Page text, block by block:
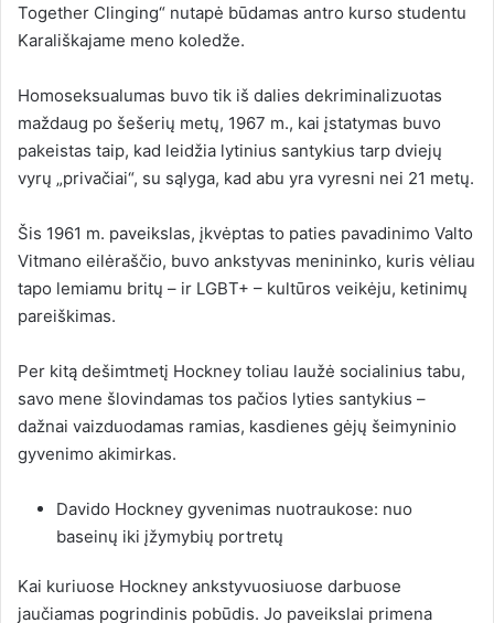
Together Clinging“ nutapė būdamas antro kurso studentu
Karališkajame meno koledže.
Homoseksualumas buvo tik iš dalies dekriminalizuotas
maždaug po šešerių metų, 1967 m., kai įstatymas buvo
pakeistas taip, kad leidžia lytinius santykius tarp dviejų
vyrų „privačiai“, su sąlyga, kad abu yra vyresni nei 21 metų.
Šis 1961 m. paveikslas, įkvėptas to paties pavadinimo Valto
Vitmano eilėraščio, buvo ankstyvas menininko, kuris vėliau
tapo lemiamu britų – ir LGBT+ – kultūros veikėju, ketinimų
pareiškimas.
Per kitą dešimtmetį Hockney toliau laužė socialinius tabu,
savo mene šlovindamas tos pačios lyties santykius –
dažnai vaizduodamas ramias, kasdienes gėjų šeimyninio
gyvenimo akimirkas.
Davido Hockney gyvenimas nuotraukose: nuo
baseinų iki įžymybių portretų
Kai kuriuose Hockney ankstyvuosiuose darbuose
jaučiamas pogrindinis pobūdis. Jo paveikslai primena